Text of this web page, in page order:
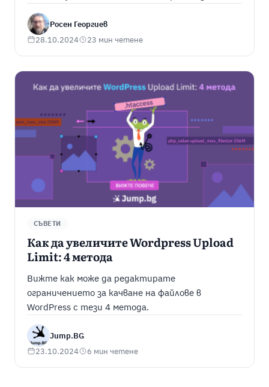
Росен Георгиев
28.10.2024 23 мин четене
СЪВЕТИ
Как да увеличите Wordpress Upload
Limit: 4 метода
Вижте как може да редактирате
ограничението за качване на файлове в
WordPress с тези 4 метода.
Jump.BG
23.10.2024 6 мин четене